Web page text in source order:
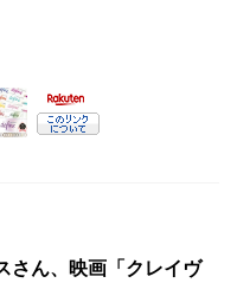
さん、映画「クレイヴ